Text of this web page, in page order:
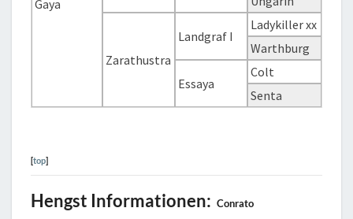
Gaya
Zarathustra
Landgraf I
Ladykiller xx
Warthburg
Essaya
Colt
Senta
[top]
Hengst Informationen: Conrato